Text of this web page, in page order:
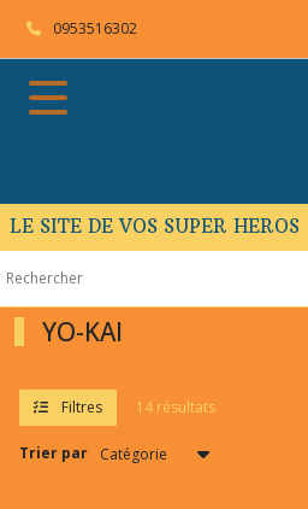
0953516302
LE SITE DE VOS SUPER HEROS
YO-KAI
Filtres 14 résultats
Trier par
Fermer
FILTRES
YO-
KAI
(14)
résultats